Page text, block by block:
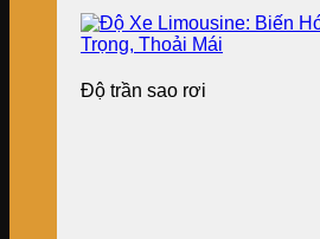
Độ trần sao rơi